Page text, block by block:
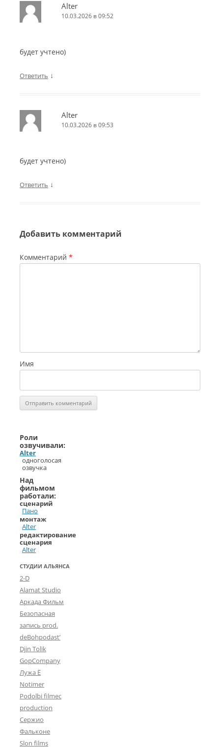
Alter
10.03.2026 в 09:52
будет учтено)
Ответить ↓
Alter
10.03.2026 в 09:53
будет учтено)
Ответить ↓
Добавить комментарий
Комментарий *
Имя
Роли
озвучивали:
Alter
одноголосая
озвучка
Над
фильмом
работали:
сценарий
Пано
монтаж
Alter
редактирование
сценария
Alter
СТУДИИ АЛЬЯНСА
2-D
Alamat Studio
Аркада Фильм
Безопасная
запись prod.
deBohpodast’
Djin Tolik
GopCompany
Лужа Ё
Notimer
Podolbi filmec
production
Сержио
Фальконе
Slon films